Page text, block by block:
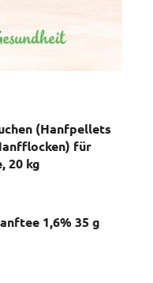
(Hanfpellets
für
20 kg
1,6% 35 g